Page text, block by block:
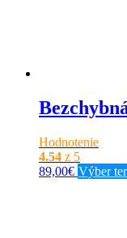
Hodnotenie
4.54 z 5
89,00€ Výber